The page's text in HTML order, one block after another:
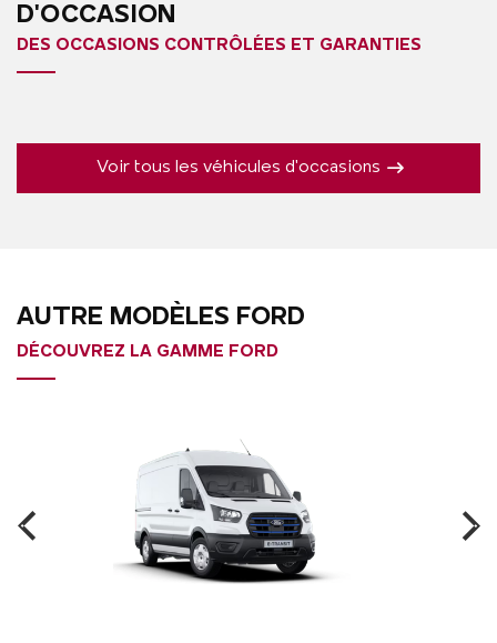
D'OCCASION
DES OCCASIONS CONTRÔLÉES ET GARANTIES
Voir tous les véhicules d'occasions
AUTRE MODÈLES FORD
DÉCOUVREZ LA GAMME FORD